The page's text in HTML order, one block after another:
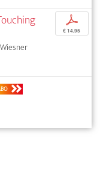
p
€ 14,95